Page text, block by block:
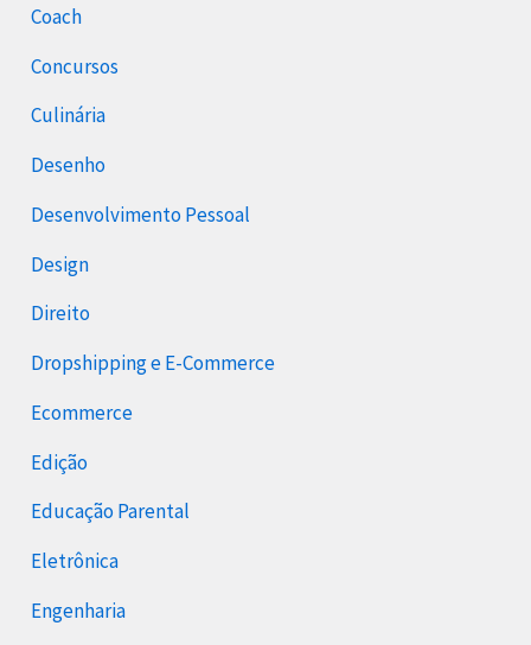
Coach
Concursos
Culinária
Desenho
Desenvolvimento Pessoal
Design
Direito
Dropshipping e E-Commerce
Ecommerce
Edição
Educação Parental
Eletrônica
Engenharia